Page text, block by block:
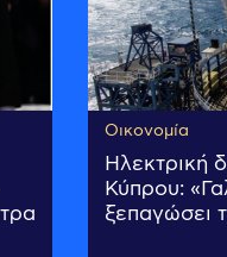
Οικονομία
Ηλεκτρική
Κύπρου:
ξεπαγώσει